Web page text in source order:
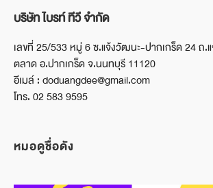
บริษัท ไบรท์ ทีวี จำกัด
เลขที่ 25/533 หมู่ 6 ซ.แจ้งวัฒนะ-ปากเกร็ด 24 ถ.
ตลาด อ.ปากเกร็ด จ.นนทบุรี 11120
อีเมล์ : doduangdee@gmail.com
โทร. 02 583 9595
หมอดูชื่อดัง